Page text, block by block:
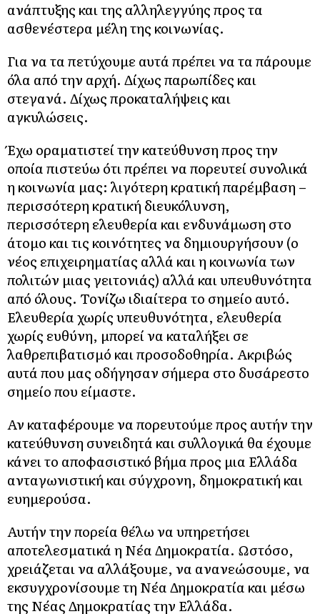
ανάπτυξης και της αλληλεγγύης προς τα
ασθενέστερα µέλη της κοινωνίας.
Για να τα πετύχουμε αυτά πρέπει να τα πάρουμε
όλα από την αρχή. Δίχως παρωπίδες και
στεγανά. Δίχως προκαταλήψεις και
αγκυλώσεις.
Έχω οραματιστεί την κατεύθυνση προς την
οποία πιστεύω ότι πρέπει να πορευτεί συνολικά
η κοινωνία µας: λιγότερη κρατική παρέμβαση –
περισσότερη κρατική διευκόλυνση,
περισσότερη ελευθερία και ενδυνάμωση στο
άτομο και τις κοινότητες να δημιουργήσουν (ο
νέος επιχειρηματίας αλλά και η κοινωνία των
πολιτών μιας γειτονιάς) αλλά και υπευθυνότητα
από όλους. Τονίζω ιδιαίτερα το σημείο αυτό.
Ελευθερία χωρίς υπευθυνότητα, ελευθερία
χωρίς ευθύνη, μπορεί να καταλήξει σε
λαθρεπιβατισμό και προσοδοθηρία. Ακριβώς
αυτά που μας οδήγησαν σήμερα στο δυσάρεστο
σημείο που είμαστε.
Αν καταφέρουμε να πορευτούμε προς αυτήν την
κατεύθυνση συνειδητά και συλλογικά θα έχουμε
κάνει το αποφασιστικό βήμα προς μια Ελλάδα
ανταγωνιστική και σύγχρονη, δημοκρατική και
ευημερούσα.
Αυτήν την πορεία θέλω να υπηρετήσει
αποτελεσματικά η Νέα Δημοκρατία. Ωστόσο,
χρειάζεται να αλλάξουμε, να ανανεώσουμε, να
εκσυγχρονίσουμε τη Νέα Δημοκρατία και μέσω
της Νέας Δημοκρατίας την Ελλάδα.